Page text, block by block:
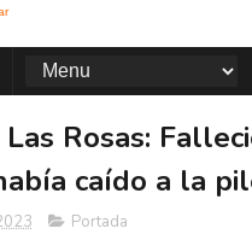
Rosas:
caído a la
Portada